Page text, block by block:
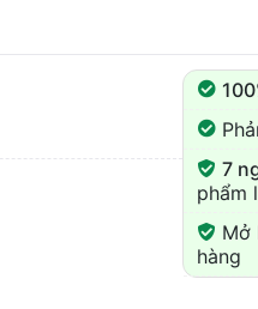
7
phẩm
Mở
hàng